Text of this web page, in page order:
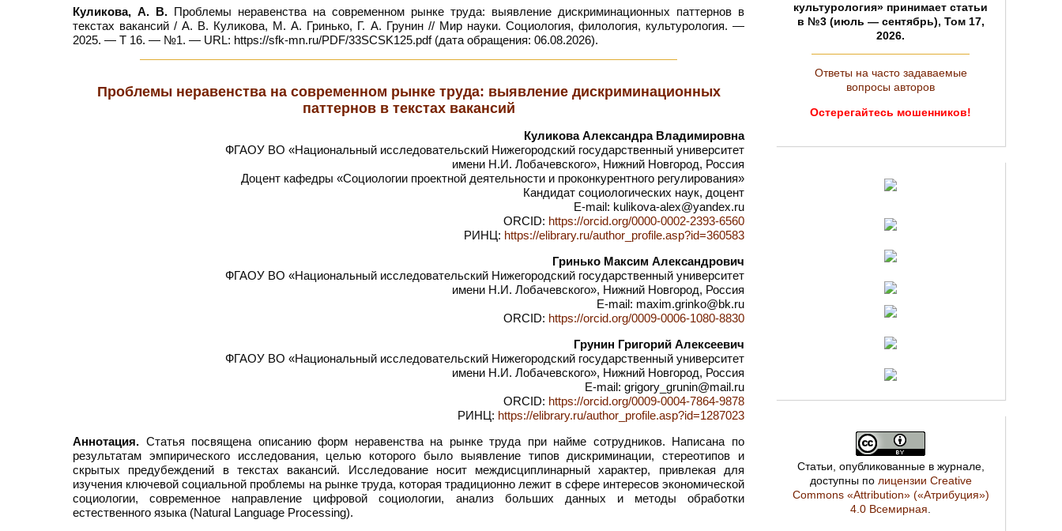
Куликова, А. В. Проблемы неравенства на современном рынке труда: выявление дискриминационных паттернов в
текстах вакансий / А. В. Куликова, М. А. Гринько, Г. А. Грунин // Мир науки. Социология, филология, культурология. —
2025. — Т 16. — №1. — URL: https://sfk-mn.ru/PDF/33SCSK125.pdf (дата обращения: 06.08.2026).
Проблемы неравенства на современном рынке труда: выявление дискриминационных
паттернов в текстах вакансий
Куликова Александра Владимировна
ФГАОУ ВО «Национальный исследовательский Нижегородский государственный университет
имени Н.И. Лобачевского», Нижний Новгород, Россия
Доцент кафедры «Социологии проектной деятельности и проконкурентного регулирования»
Кандидат социологических наук, доцент
E-mail: kulikova-alex@yandex.ru
ORCID: https://orcid.org/0000-0002-2393-6560
РИНЦ: https://elibrary.ru/author_profile.asp?id=360583
Гринько Максим Александрович
ФГАОУ ВО «Национальный исследовательский Нижегородский государственный университет
имени Н.И. Лобачевского», Нижний Новгород, Россия
E-mail: maxim.grinko@bk.ru
ORCID: https://orcid.org/0009-0006-1080-8830
Грунин Григорий Алексеевич
ФГАОУ ВО «Национальный исследовательский Нижегородский государственный университет
имени Н.И. Лобачевского», Нижний Новгород, Россия
E-mail: grigory_grunin@mail.ru
ORCID: https://orcid.org/0009-0004-7864-9878
РИНЦ: https://elibrary.ru/author_profile.asp?id=1287023
Аннотация. Статья посвящена описанию форм неравенства на рынке труда при найме сотрудников. Написана по
результатам эмпирического исследования, целью которого было выявление типов дискриминации, стереотипов и
скрытых предубеждений в текстах вакансий. Исследование носит междисциплинарный характер, привлекая для
изучения ключевой социальной проблемы на рынке труда, которая традиционно лежит в сфере интересов экономической
социологии, современное направление цифровой социологии, анализ больших данных и методы обработки
естественного языка (Natural Language Processing).
культурология» принимает статьи
в №3 (июль — сентябрь), Том 17,
2026.
Ответы на часто задаваемые
вопросы авторов
Остерегайтесь мошенников!
Статьи, опубликованные в журнале,
доступны по лицензии Creative
Commons «Attribution» («Атрибуция»)
4.0 Всемирная